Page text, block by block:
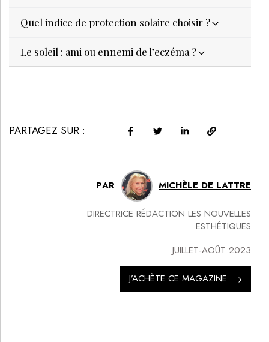
Quel indice de protection solaire choisir ?
Le soleil : ami ou ennemi de l’eczéma ?
PARTAGEZ SUR :
PAR MICHÈLE DE LATTRE
DIRECTRICE RÉDACTION LES NOUVELLES
ESTHÉTIQUES
JUILLET-AOÛT 2023
J’ACHÈTE CE MAGAZINE